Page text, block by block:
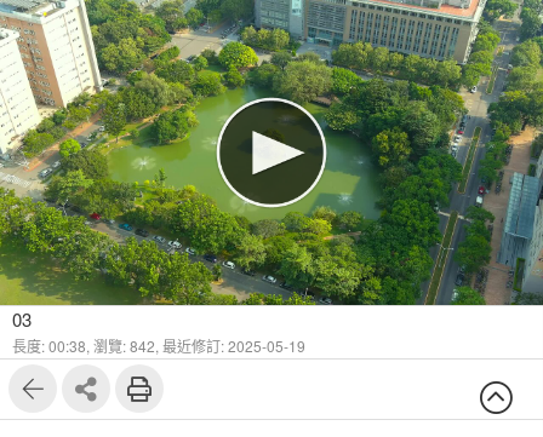
03
長度: 00:38, 瀏覽: 842, 最近修訂: 2025-05-19